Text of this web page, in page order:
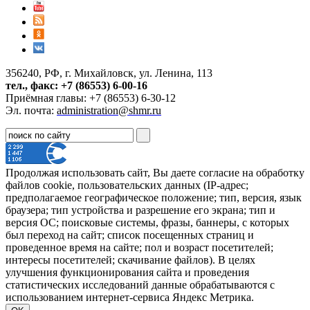
356240, РФ, г. Михайловск, ул. Ленина, 113
тел., факс: +7 (86553) 6-00-16
Приёмная главы: +7 (86553) 6-30-12
Эл. почта: administration@shmr.ru
Продолжая использовать сайт, Вы даете согласие на обработку
файлов cookie, пользовательских данных (IP-адрес;
предполагаемое географическое положение; тип, версия, язык
браузера; тип устройства и разрешение его экрана; тип и
версия ОС; поисковые системы, фразы, баннеры, с которых
был переход на сайт; список посещенных страниц и
проведенное время на сайте; пол и возраст посетителей;
интересы посетителей; скачивание файлов). В целях
улучшения функционирования сайта и проведения
статистических исследований данные обрабатываются с
использованием интернет-сервиса Яндекс Метрика.